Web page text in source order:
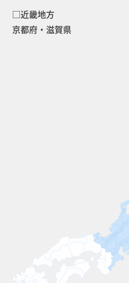
□近畿地方
京都府・滋賀県